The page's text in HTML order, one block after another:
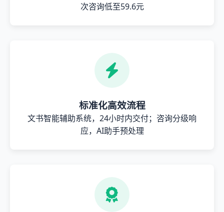
次咨询低至59.6元
标准化高效流程
文书智能辅助系统，24小时内交付；咨询分级响
应，AI助手预处理